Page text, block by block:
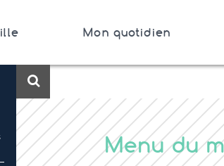
Chartres de Bretagne
Mon quotidien
Rechercher
Menu du